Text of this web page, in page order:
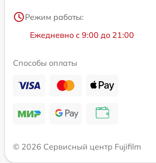
Режим работы:
Ежедневно с 9:00 до 21:00
Способы оплаты
© 2026 Сервисный центр Fujifilm